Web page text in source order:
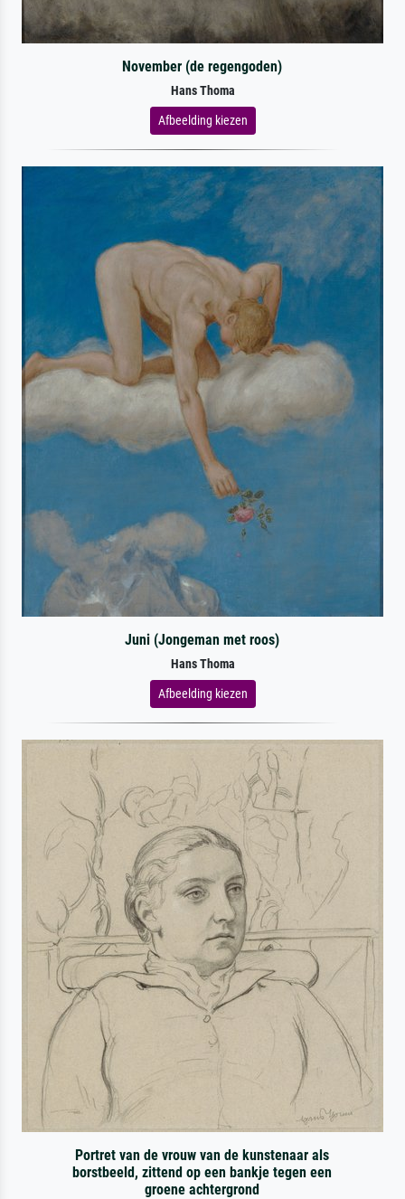
November (de regengoden)
Hans Thoma
Afbeelding kiezen
Juni (Jongeman met roos)
Hans Thoma
Afbeelding kiezen
Portret van de vrouw van de kunstenaar als
borstbeeld, zittend op een bankje tegen een
groene achtergrond